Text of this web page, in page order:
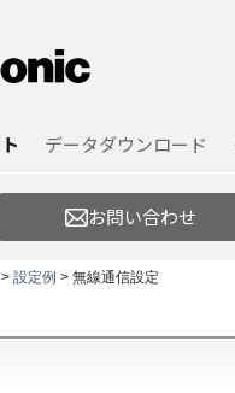
データダウンロード
お問い合わせ
> 設定例 > 無線通信設定